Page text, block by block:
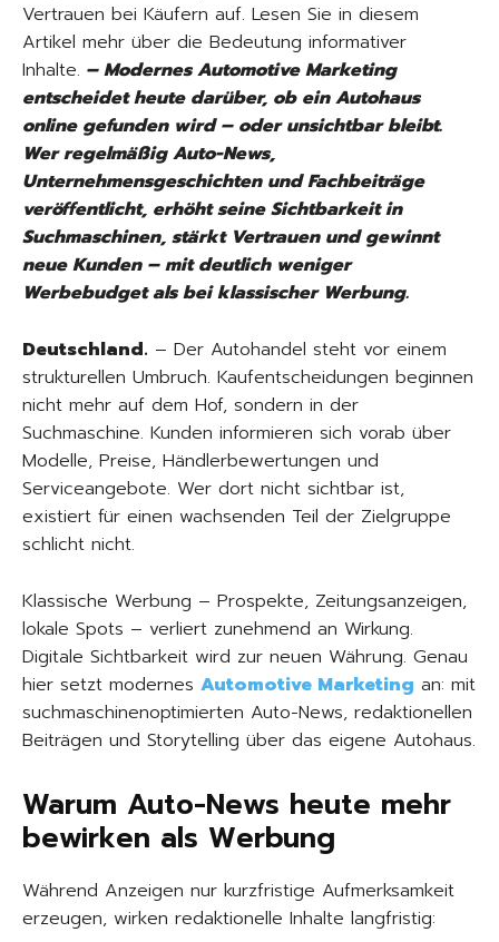
Vertrauen bei Käufern auf. Lesen Sie in diesem
Artikel mehr über die Bedeutung informativer
Inhalte. – Modernes Automotive Marketing
entscheidet heute darüber, ob ein Autohaus
online gefunden wird – oder unsichtbar bleibt.
Wer regelmäßig Auto-News,
Unternehmensgeschichten und Fachbeiträge
veröffentlicht, erhöht seine Sichtbarkeit in
Suchmaschinen, stärkt Vertrauen und gewinnt
neue Kunden – mit deutlich weniger
Werbebudget als bei klassischer Werbung.
Deutschland. – Der Autohandel steht vor einem
strukturellen Umbruch. Kaufentscheidungen beginnen
nicht mehr auf dem Hof, sondern in der
Suchmaschine. Kunden informieren sich vorab über
Modelle, Preise, Händlerbewertungen und
Serviceangebote. Wer dort nicht sichtbar ist,
existiert für einen wachsenden Teil der Zielgruppe
schlicht nicht.
Klassische Werbung – Prospekte, Zeitungsanzeigen,
lokale Spots – verliert zunehmend an Wirkung.
Digitale Sichtbarkeit wird zur neuen Währung. Genau
hier setzt modernes Automotive Marketing an: mit
suchmaschinenoptimierten Auto-News, redaktionellen
Beiträgen und Storytelling über das eigene Autohaus.
Warum Auto-News heute mehr
bewirken als Werbung
Während Anzeigen nur kurzfristige Aufmerksamkeit
erzeugen, wirken redaktionelle Inhalte langfristig: